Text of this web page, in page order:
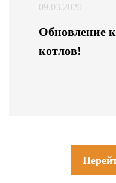
09.03.2020
Обновление
котлов!